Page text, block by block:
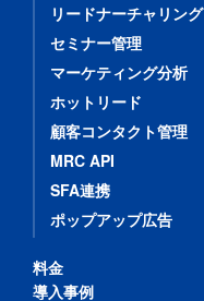
リードナーチャリング
セミナー管理
マーケティング分析
ホットリード
顧客コンタクト管理
MRC API
SFA連携
ポップアップ広告
料金
導入事例